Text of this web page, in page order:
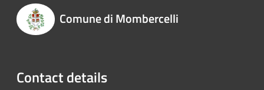
Comune di Mombercelli
Contact details